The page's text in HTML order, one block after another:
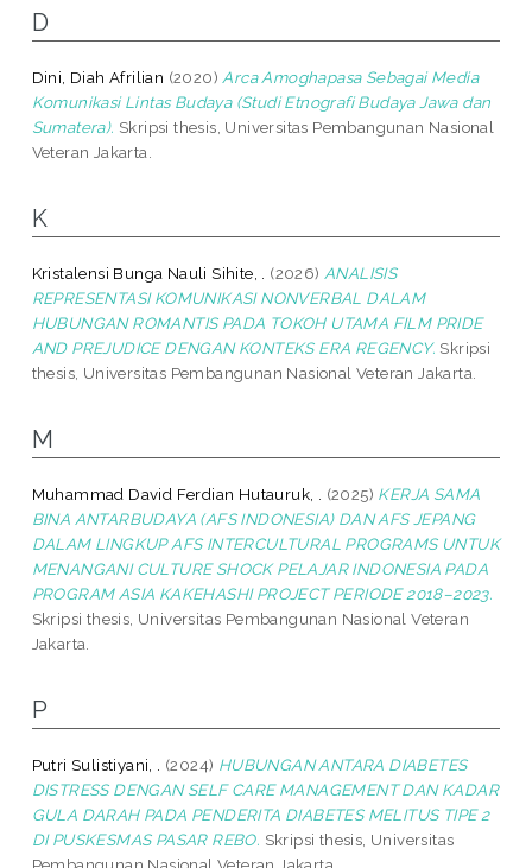
D
Dini, Diah Afrilian (2020) Arca Amoghapasa Sebagai Media
Komunikasi Lintas Budaya (Studi Etnografi Budaya Jawa dan
Sumatera). Skripsi thesis, Universitas Pembangunan Nasional
Veteran Jakarta.
K
Kristalensi Bunga Nauli Sihite, . (2026) ANALISIS
REPRESENTASI KOMUNIKASI NONVERBAL DALAM
HUBUNGAN ROMANTIS PADA TOKOH UTAMA FILM PRIDE
AND PREJUDICE DENGAN KONTEKS ERA REGENCY. Skripsi
thesis, Universitas Pembangunan Nasional Veteran Jakarta.
M
Muhammad David Ferdian Hutauruk, . (2025) KERJA SAMA
BINA ANTARBUDAYA (AFS INDONESIA) DAN AFS JEPANG
DALAM LINGKUP AFS INTERCULTURAL PROGRAMS UNTUK
MENANGANI CULTURE SHOCK PELAJAR INDONESIA PADA
PROGRAM ASIA KAKEHASHI PROJECT PERIODE 2018–2023.
Skripsi thesis, Universitas Pembangunan Nasional Veteran
Jakarta.
P
Putri Sulistiyani, . (2024) HUBUNGAN ANTARA DIABETES
DISTRESS DENGAN SELF CARE MANAGEMENT DAN KADAR
GULA DARAH PADA PENDERITA DIABETES MELITUS TIPE 2
DI PUSKESMAS PASAR REBO. Skripsi thesis, Universitas